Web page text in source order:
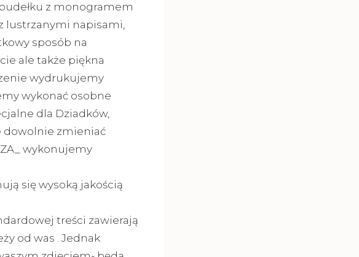
z monogramem
lustrzanymi napisami,
sposób na
ale także piękna
wydrukujemy
wykonać osobne
dla Dziadków,
dowolnie zmieniać
wykonujemy
się wysoką jakością
treści zawierają
od was . Jednak